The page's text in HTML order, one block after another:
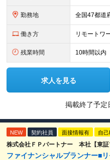
勤務地
働き方 リモートワ
残業時間 10時間以内
求人を見る
掲載終了予定
NEW 契約社員 面接情報有 自
株式会社ＦＰパートナー 本社【東証
ファイナンシャルプランナー■